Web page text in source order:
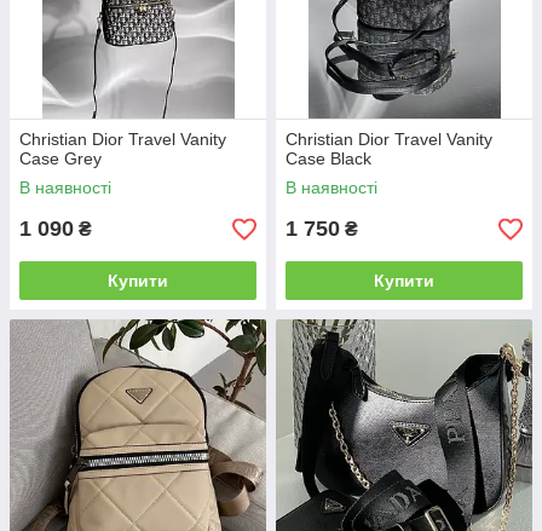
Christian Dior Travel Vanity
Case Grey
В наявності
1 090 ₴
Купити
Christian Dior Travel Vanity
Case Black
В наявності
1 750 ₴
Купити